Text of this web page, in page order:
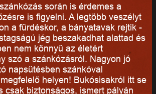
során is érdemes a
is figyelni. A legtöbb veszélyt
a fürdéskor, a bányatavak rejtik -
jég beszakadhat alattad és
nem könnyű az életért
szó a szánkózásról. Nagyon jó
napsütésben szánkóval
helyen! Bukósisakról itt se
csak biztonságos, ismert pályán